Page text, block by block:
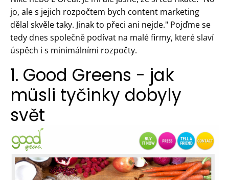
jo, ale s jejich rozpočtem bych content marketing
dělal skvěle taky. Jinak to přeci ani nejde." Pojďme se
tedy dnes společně podívat na malé firmy, které slaví
úspěch i s minimálními rozpočty.
1. Good Greens - jak
müsli tyčinky dobyly
svět